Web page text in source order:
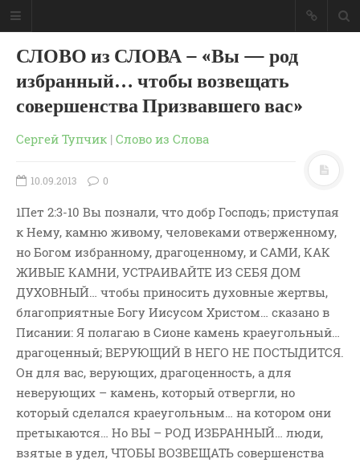
ГЛАВНАЯ
МОИ КНИГИ
СЛОВО-АУДИО
СЛОВО-ВИДЕО
ВОПРОСЫ ПАСТОРУ
КОНТАКТ
СЛОВО из СЛОВА – «Вы — род
избранный… чтобы возвещать
совершенства Призвавшего вас»
Сергей Тупчик | Слово из Слова
10.09.2013 0
1Пет 2:3-10 Вы познали, что добр Господь; приступая
к Нему, камню живому, человеками отверженному,
но Богом избранному, драгоценному, и САМИ, КАК
ЖИВЫЕ КАМНИ, УСТРАИВАЙТЕ ИЗ СЕБЯ ДОМ
ДУХОВНЫЙ… чтобы приносить духовные жертвы,
благоприятные Богу Иисусом Христом… сказано в
Писании: Я полагаю в Сионе камень краеугольный…
драгоценный; ВЕРУЮЩИЙ В НЕГО НЕ ПОСТЫДИТСЯ.
Он для вас, верующих, драгоценность, а для
неверующих – камень, который отвергли, но
который сделался краеугольным… на котором они
претыкаются… Но ВЫ – РОД ИЗБРАННЫЙ… люди,
взятые в удел, ЧТОБЫ ВОЗВЕЩАТЬ совершенства